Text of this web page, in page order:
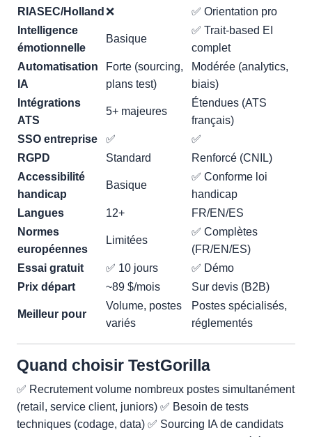
RIASEC/Holland ❌
✅ Orientation pro
Intelligence
émotionnelle
Basique
✅ Trait-based EI
complet
Automatisation
IA
Forte (sourcing,
plans test)
Modérée (analytics,
biais)
Intégrations
ATS
5+ majeures
Étendues (ATS
français)
SSO entreprise
✅
✅
RGPD
Standard
Renforcé (CNIL)
Accessibilité
handicap
Basique
✅ Conforme loi
handicap
Langues
12+
FR/EN/ES
Normes
européennes
Limitées
✅ Complètes
(FR/EN/ES)
Essai gratuit
✅ 10 jours
✅ Démo
Prix départ
~89 $/mois Sur devis (B2B)
Meilleur pour
Volume, postes
variés
Postes spécialisés,
réglementés
Quand choisir TestGorilla
✅ Recrutement volume nombreux postes simultanément
(retail, service client, juniors) ✅ Besoin de tests
techniques (codage, data) ✅ Sourcing IA de candidats